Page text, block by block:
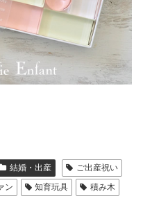
結婚・出産
ご出産祝い
ン 知育玩具 積み木